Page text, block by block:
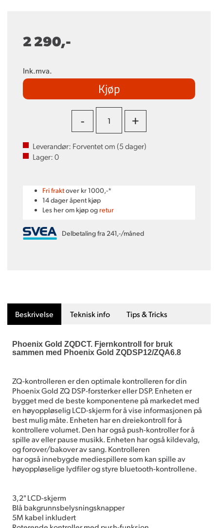
2 290,-
Ink.mva.
Kjøp
- +
Leverandør: Forventet om (5dager)
Lager:0
Fri fraktover kr 1000,-*
14 dager åpent kjøp
Les her om kjøp og retur
Delbetaling fra 241,-/måned
Beskrivelse Teknisk info Tips & Tricks
Phoenix Gold ZQDCT. Fjernkontroll for bruk
sammen med Phoenix Gold ZQDSP12/ZQA6.8
ZQ-kontrolleren er den optimale kontrolleren for din
Phoenix Gold ZQ DSP-forsterker eller DSP. Enheten er
bygget med de beste komponentene på markedet med
en høyoppløselig LCD-skjerm for å vise informasjonen på
best mulig måte. Enheten har en dreiekontroll for å
kontrollere volumet. Den har også push-kontroller for å
spille av eller pause musikk. Enheten har også kildevalg,
og forover/bakover av sang. Kontrolleren
har også innebygde mediespillere som kan spille av
høyoppløselige lydfiler og styre bluetooth-kontrollene.
3,2" LCD-skjerm
Blå bakgrunnsbelysningsknapper
5M kabel inkludert